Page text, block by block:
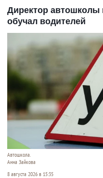
Директор автошколы
обучал водителей
Автошкола.
Анна Зайкова
8 августа 2026 в 15:35